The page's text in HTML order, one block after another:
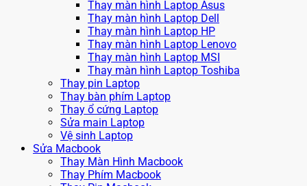
Thay màn hình Laptop Asus
Thay màn hình Laptop Dell
Thay màn hình Laptop HP
Thay màn hình Laptop Lenovo
Thay màn hình Laptop MSI
Thay màn hình Laptop Toshiba
Thay pin Laptop
Thay bàn phím Laptop
Thay ổ cứng Laptop
Sửa main Laptop
Vệ sinh Laptop
Sửa Macbook
Thay Màn Hình Macbook
Thay Phím Macbook